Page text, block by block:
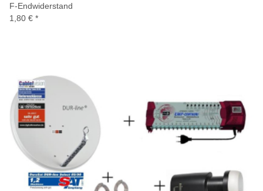
F-Endwiderstand
1,80 € *